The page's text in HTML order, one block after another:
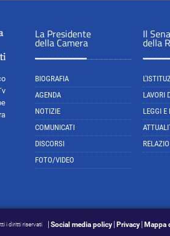
La Presidente
della Camera
BIOGRAFIA
AGENDA
NOTIZIE
COMUNICATI
DISCORSI
FOTO/VIDEO
Il
della
LAVORI
LEGGI E
i diritti riservati Social media policy Privacy Mappa